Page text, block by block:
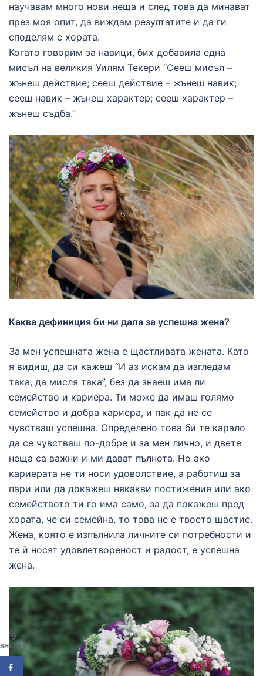
научавам много нови неща и след това да минават
през моя опит, да виждам резултатите и да ги
споделям с хората.
Когато говорим за навици, бих добавила една
мисъл на великия Уилям Текери “Сееш мисъл –
жънеш действие; сееш действие – жънеш навик;
сееш навик – жънеш характер; сееш характер –
жънеш съдба.”
Каква дефиниция би ни дала за успешна жена?
За мен успешната жена е щастливата жената. Като
я видиш, да си кажеш “И аз искам да изгледам
така, да мисля така”, без да знаеш има ли
семейство и кариера. Ти може да имаш голямо
семейство и добра кариера, и пак да не се
чувстваш успешна. Определено това би те карало
да се чувстваш по-добре и за мен лично, и двете
неща са важни и ми дават пълнота. Но ако
кариерата не ти носи удоволствие, а работиш за
пари или да докажеш някакви постижения или ако
семейството ти го има само, за да покажеш пред
хората, че си семейна, то това не е твоето щастие.
Жена, която е изпълнила личните си потребности и
те й носят удовлетвореност и радост, е успешна
жена.
9
SHARES